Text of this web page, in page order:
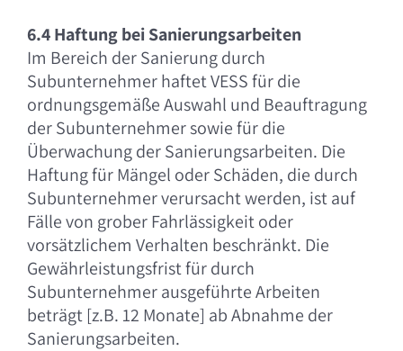
6.4 Haftung bei Sanierungsarbeiten
Im Bereich der Sanierung durch
Subunternehmer haftet VESS für die
ordnungsgemäße Auswahl und Beauftragung
der Subunternehmer sowie für die
Überwachung der Sanierungsarbeiten. Die
Haftung für Mängel oder Schäden, die durch
Subunternehmer verursacht werden, ist auf
Fälle von grober Fahrlässigkeit oder
vorsätzlichem Verhalten beschränkt. Die
Gewährleistungsfrist für durch
Subunternehmer ausgeführte Arbeiten
beträgt [z.B. 12 Monate] ab Abnahme der
Sanierungsarbeiten.